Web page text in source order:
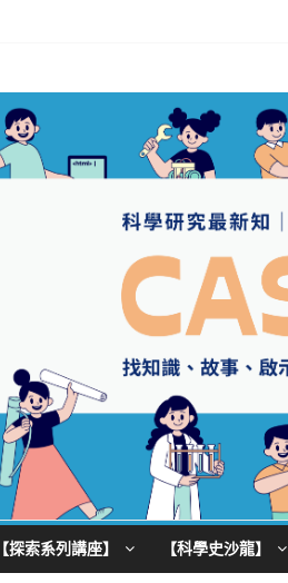
【探索系列講座】 【科學史沙龍】